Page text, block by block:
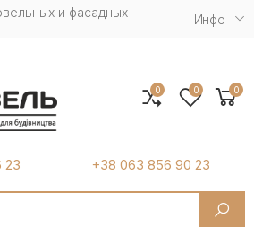
и фасадных
Инфо
menu
23 +38 063 856 90 23
0 0 0